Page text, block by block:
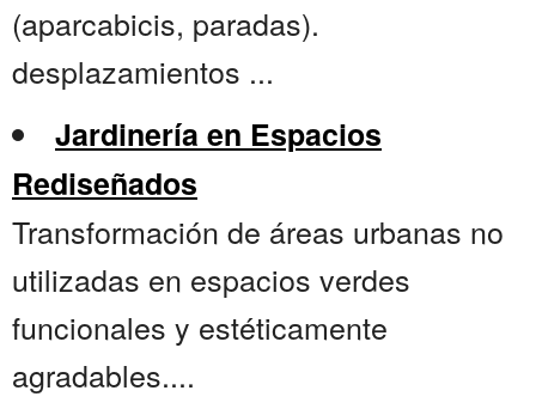
(aparcabicis, paradas).
desplazamientos ...
Jardinería en Espacios
Rediseñados
Transformación de áreas urbanas no
utilizadas en espacios verdes
funcionales y estéticamente
agradables....